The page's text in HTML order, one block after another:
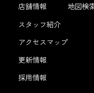
店舗情報
スタッフ紹介
アクセスマップ
更新情報
採用情報
地図検